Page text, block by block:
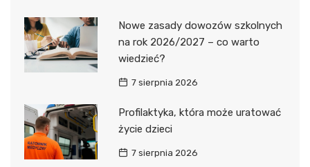
Nowe zasady dowozów szkolnych
na rok 2026/2027 – co warto
wiedzieć?
7 sierpnia 2026
Profilaktyka, która może uratować
życie dzieci
7 sierpnia 2026